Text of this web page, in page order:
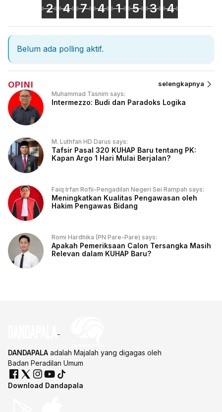
2 4 7 4 1 5 3 4
Belum ada polling aktif.
OPINI selengkapnya
Muhammad Tasnim says:
Intermezzo: Budi dan Paradoks Logika
M. Luthfan HD Darus says:
Tafsir Pasal 320 KUHAP Baru tentang PK:
Kapan Argo 1 Hari Mulai Berjalan?
Faiq Irfan Rofii-Pengadilan Negeri Sei Rampah says:
Meningkatkan Kualitas Pengawasan oleh
Hakim Pengawas Bidang
Romi Hardhika (PN Pare-Pare) says:
Apakah Pemeriksaan Calon Tersangka Masih
Relevan dalam KUHAP Baru?
DANDAPALA adalah Majalah yang digagas oleh
Badan Peradilan Umum
Download Dandapala